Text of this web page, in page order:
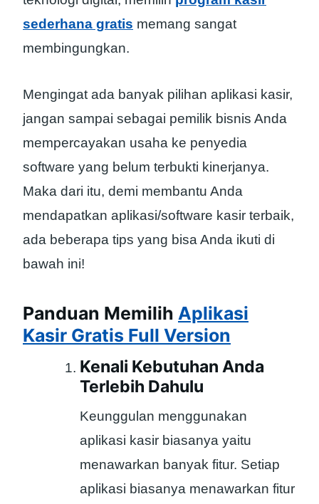
sederhana gratis memang sangat
membingungkan.
Mengingat ada banyak pilihan aplikasi kasir,
jangan sampai sebagai pemilik bisnis Anda
mempercayakan usaha ke penyedia
software yang belum terbukti kinerjanya.
Maka dari itu, demi membantu Anda
mendapatkan aplikasi/software kasir terbaik,
ada beberapa tips yang bisa Anda ikuti di
bawah ini!
Panduan Memilih Aplikasi
Kasir Gratis Full Version
Kenali Kebutuhan Anda
Terlebih Dahulu
Keunggulan menggunakan
aplikasi kasir biasanya yaitu
menawarkan banyak fitur. Setiap
aplikasi biasanya menawarkan fitur